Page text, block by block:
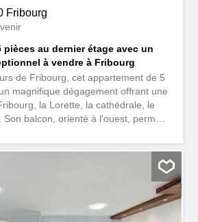
Fribourg
pièces au dernier étage avec un
à vendre à Fribourg
de Fribourg, cet appartement de 5
magnifique dégagement offrant une
la Lorette, la cathédrale, le
Son balcon, orienté à l'ouest, permet
L'appartement se compose d'un
d'une cuisine habitable entièrement
au balcon, d'un séjour lumineux
donnant également accès au balcon,
coucher, d'une salle de bains avec
WC, ainsi que d'un WC visiteurs.